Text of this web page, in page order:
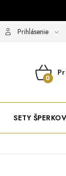
Prihlásenie
SETY ŠPERKOV